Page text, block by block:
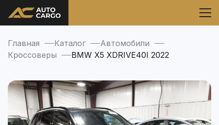
Главная Каталог
Автомобили
Кроссоверы
BMW X5 XDRIVE40I 2022